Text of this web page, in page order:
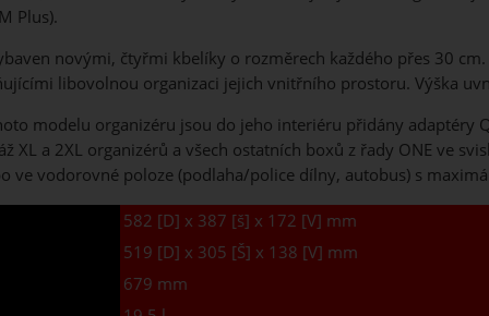
Plus).
novými, čtyřmi kbelíky o rozměrech každého přes 30
libovolnou organizaci jejich vnitřního prostoru. Výška
modelu organizéru jsou do jeho interiéru přidány adaptéry
XL a 2XL organizérů a všech ostatních boxů z řady ONE ve
ve vodorovné poloze (podlaha/police dílny, autobus) s
582 [D] x 387 [š] x 172 [V] mm
519 [D] x 305 [Š] x 138 [V] mm
679 mm